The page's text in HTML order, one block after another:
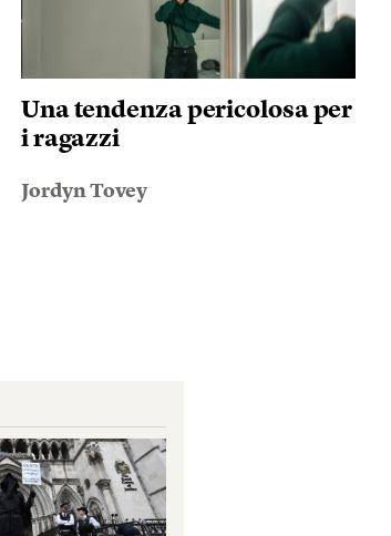
Una tendenza pericolosa per
i ragazzi
Jordyn Tovey